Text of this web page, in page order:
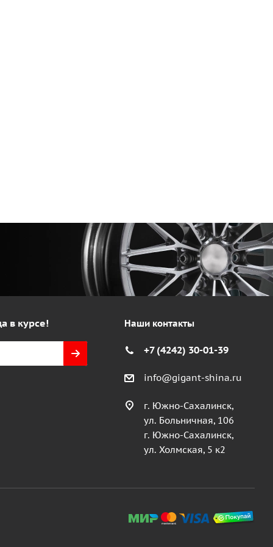
в курсе! Наши контакты
+7 (4242) 30-01-39
info@gigant-shina.ru
г. Южно-Сахалинск,
ул. Больничная, 106
г. Южно-Сахалинск,
ул. Холмская, 5 к2